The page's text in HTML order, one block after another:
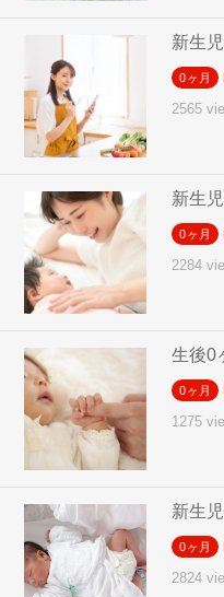
新生
0ヶ月
2565
新生
0ヶ月
2284
生後0
0ヶ月
1275
新生
0ヶ月
2824